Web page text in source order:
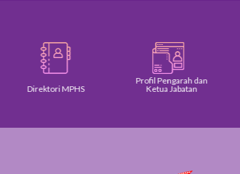
Direktori MPHS
Profil Pengarah dan
Ketua Jabatan